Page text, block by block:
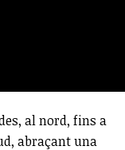
al nord, fins a
abraçant una